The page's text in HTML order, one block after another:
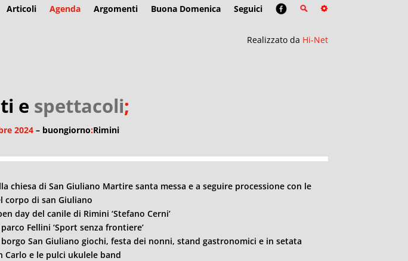
Articoli Agenda Argomenti Buona Domenica Seguici
Realizzato da Hi-Net
e spettacoli;
2024 – buongiorno:Rimini
chiesa di San Giuliano Martire santa messa e a seguire processione con le
corpo di san Giuliano
day del canile di Rimini ‘Stefano Cerni’
Fellini ‘Sport senza frontiere’
borgo San Giuliano giochi, festa dei nonni, stand gastronomici e in setata
Carlo e le pulci ukulele band